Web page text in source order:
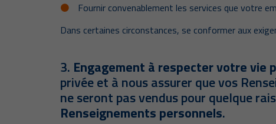
Fournir convenablement les services que votre
Dans certaines circonstances, se conformer aux
3. Engagement à respecter votre vie
privée et à nous assurer que vos
ne seront pas vendus pour quelque
Renseignements personnels.